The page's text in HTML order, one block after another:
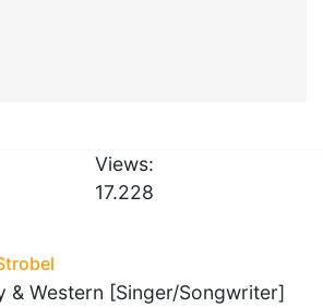
Views:
17.228
& Western [Singer/Songwriter]